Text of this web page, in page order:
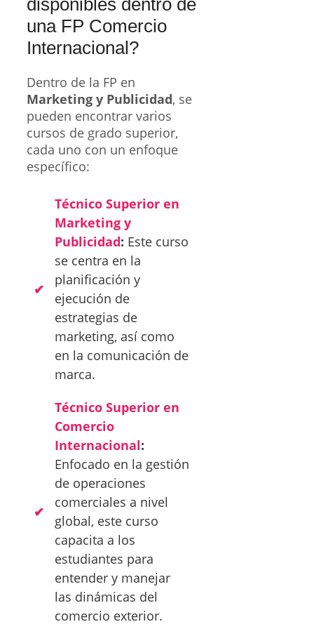
una FP Comercio
Internacional?
Dentro de la FP en
Marketing y Publicidad, se
pueden encontrar varios
cursos de grado superior,
cada uno con un enfoque
específico:
Técnico Superior en
Marketing y
Publicidad: Este curso
se centra en la
planificación y
ejecución de
estrategias de
marketing, así como
en la comunicación de
marca.
Técnico Superior en
Comercio
Internacional:
Enfocado en la gestión
de operaciones
comerciales a nivel
global, este curso
capacita a los
estudiantes para
entender y manejar
las dinámicas del
comercio exterior.